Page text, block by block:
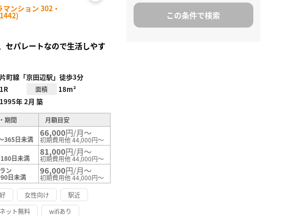
ンション 302・ お気
セパレートなので生活しやす
片町線「京田辺駅」徒歩3分
1R 面積 18m²
1995年 2月 築
期間
月額目安
365日未満
66,000円/月～
初期費用他 44,000円～
日未満
81,000円/月～
初期費用他 44,000円～
ン
日未満
96,000円/月～
初期費用他 44,000円～
女性向け
駅近
ット無料
wifiあり